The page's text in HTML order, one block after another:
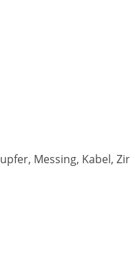
Messing, Kabel,